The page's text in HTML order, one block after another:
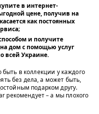
в интернет-
цене, получив на
как постоянных
и получите
дом с помощью услуг
всей Украине.
быть в коллекции у каждого
без дела, а может быть,
подарком другу.
рекомендует – а мы плохого